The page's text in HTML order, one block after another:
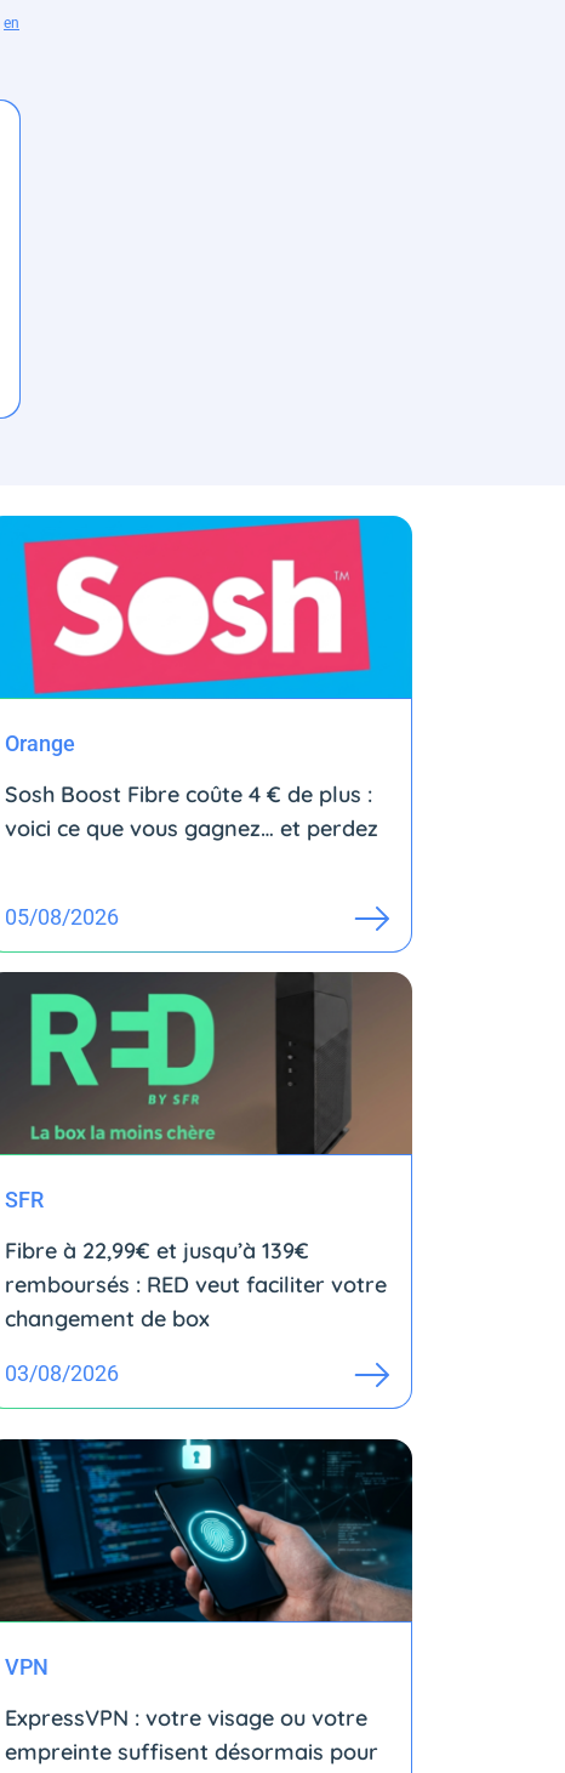
en
Orange
Sosh Boost Fibre coûte 4 € de plus :
voici ce que vous gagnez… et perdez
05/08/2026
SFR
Fibre à 22,99€ et jusqu’à 139€
remboursés : RED veut faciliter votre
changement de box
03/08/2026
VPN
ExpressVPN : votre visage ou votre
empreinte suffisent désormais pour